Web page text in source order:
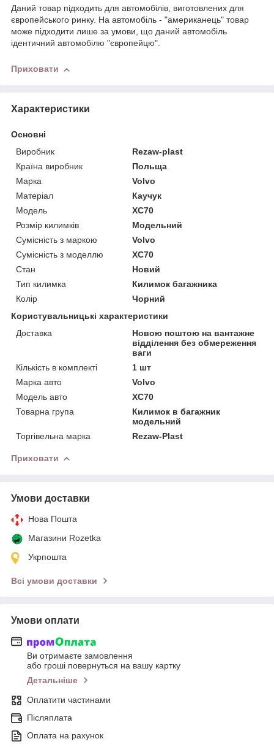
Даний товар підходить для автомобілів, виготовлених для
європейського ринку. На автомобіль - "американець" товар
може підходити лише за умови, що даний автомобіль
ідентичний автомобілю "європейцю".
Приховати
Характеристики
Основні
Виробник
Rezaw-plast
Країна виробник
Польща
Марка
Volvo
Матеріал
Каучук
Модель
XC70
Розмір килимків
Модельний
Сумісність з маркою
Volvo
Сумісність з моделлю
XC70
Стан
Новий
Тип килимка
Килимок багажника
Колір
Чорний
Користувальницькі характеристики
Доставка
Новою поштою на вантажне
відділення без обмереження
ваги
Кількість в комплекті
1 шт
Марка авто
Volvo
Модель авто
XC70
Товарна група
Килимок в багажник
модельний
Торгівельна марка
Rezaw-Plast
Приховати
Умови доставки
Нова Пошта
Магазини Rozetka
Укрпошта
Всі умови доставки
Умови оплати
Ви отримаєте замовлення
або гроші повернуться на вашу картку
Детальніше
Оплатити частинами
Післяплата
Оплата на рахунок